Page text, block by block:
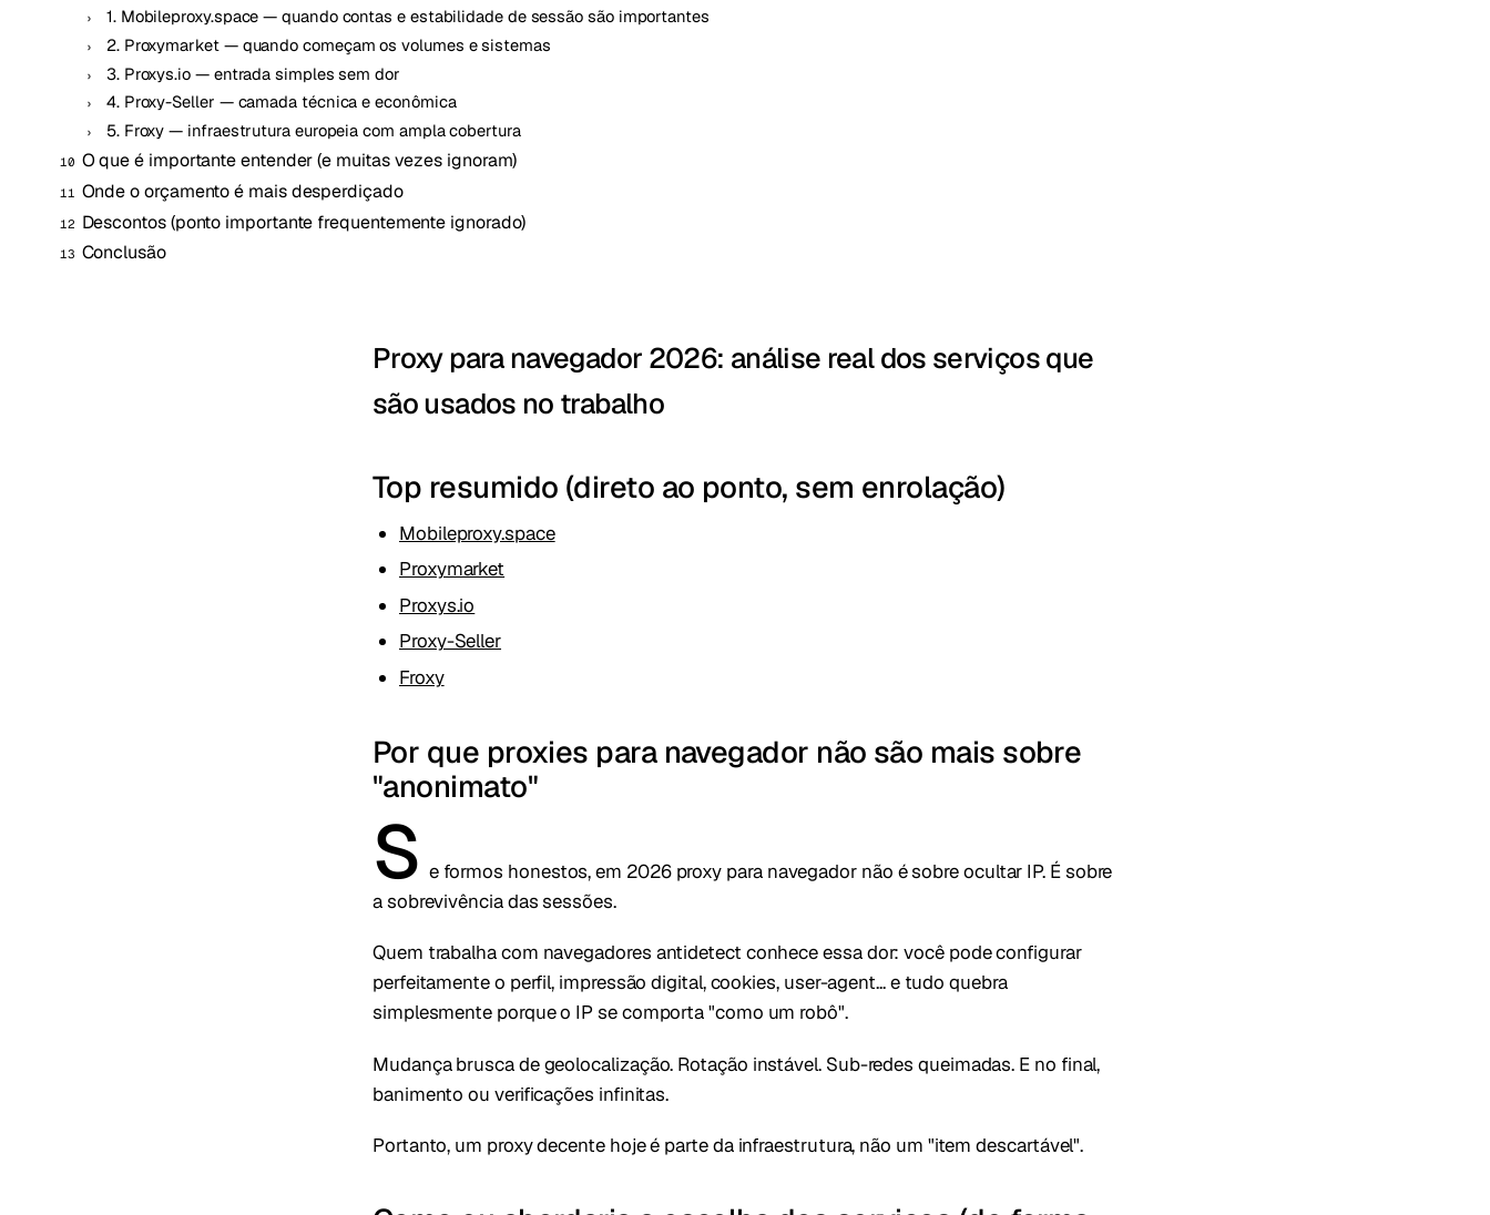
1. Mobileproxy.space — quando contas e estabilidade de sessão são importantes
2. Proxymarket — quando começam os volumes e sistemas
3. Proxys.io — entrada simples sem dor
4. Proxy-Seller — camada técnica e econômica
5. Froxy — infraestrutura europeia com ampla cobertura
O que é importante entender (e muitas vezes ignoram)
Onde o orçamento é mais desperdiçado
Descontos (ponto importante frequentemente ignorado)
Conclusão
Proxy para navegador 2026: análise real dos serviços que
são usados no trabalho
Top resumido (direto ao ponto, sem enrolação)
Mobileproxy.space
Proxymarket
Proxys.io
Proxy-Seller
Froxy
Por que proxies para navegador não são mais sobre
"anonimato"
S e formos honestos, em 2026 proxy para navegador não é sobre ocultar IP. É sobre
a sobrevivência das sessões.
Quem trabalha com navegadores antidetect conhece essa dor: você pode configurar
perfeitamente o perfil, impressão digital, cookies, user-agent... e tudo quebra
simplesmente porque o IP se comporta "como um robô".
Mudança brusca de geolocalização. Rotação instável. Sub-redes queimadas. E no final,
banimento ou verificações infinitas.
Portanto, um proxy decente hoje é parte da infraestrutura, não um "item descartável".